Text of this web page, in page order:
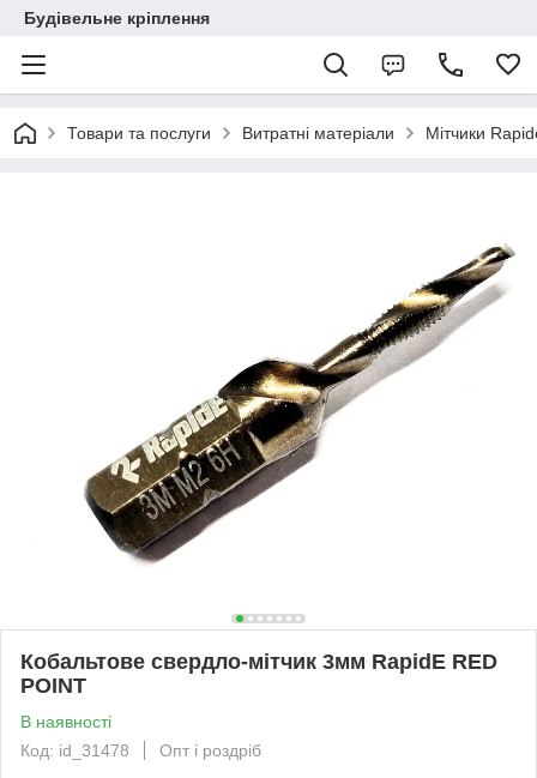
Будівельне кріплення
Товари та послуги Витратні матеріали Мітчики
Кобальтове свердло-мітчик 3мм RapidE RED
POINT
В наявності
Код: id_31478
Опт і роздріб